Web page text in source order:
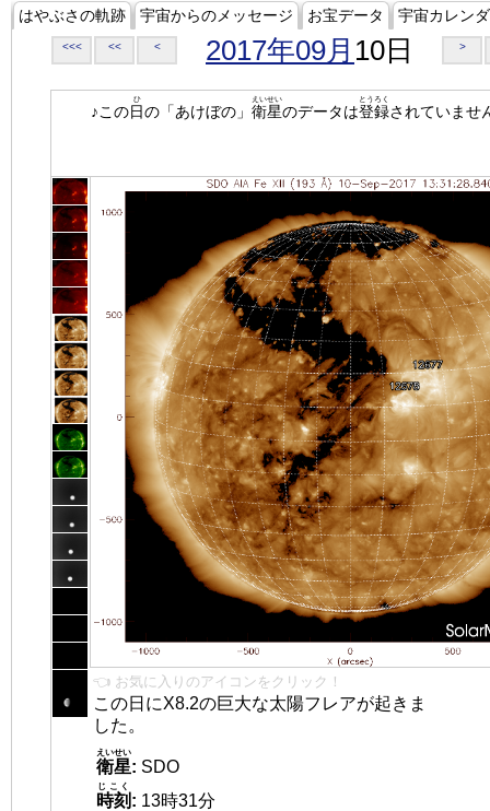
はやぶさの軌跡 宇宙からのメッセージ お宝データ 宇宙カレン
<<< << < 2017年09月 10日 >
♪この日
ひ
の「あけぼの」 衛星
えいせい
のデータは登録
とうろく
されていませ
👈 お気に入りのアイコンをクリック！
この日にX8.2の巨大な太陽フレアが起きま
した。
衛星
えいせい
: SDO
時刻
じこく
: 13時31分